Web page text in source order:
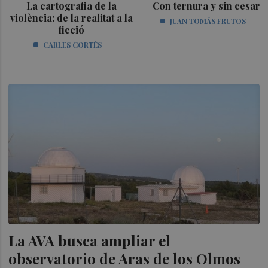
La cartografia de la
violència: de la realitat a la
ficció
CARLES CORTÉS
Con ternura y sin cesar
JUAN TOMÁS FRUTOS
La AVA busca ampliar el
observatorio de Aras de los Olmos